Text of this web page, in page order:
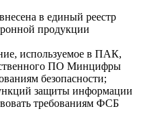
в единый реестр
продукции
используемое в ПАК,
ПО Минцифры
безопасности​;
защиты информации
требованиям ФСБ